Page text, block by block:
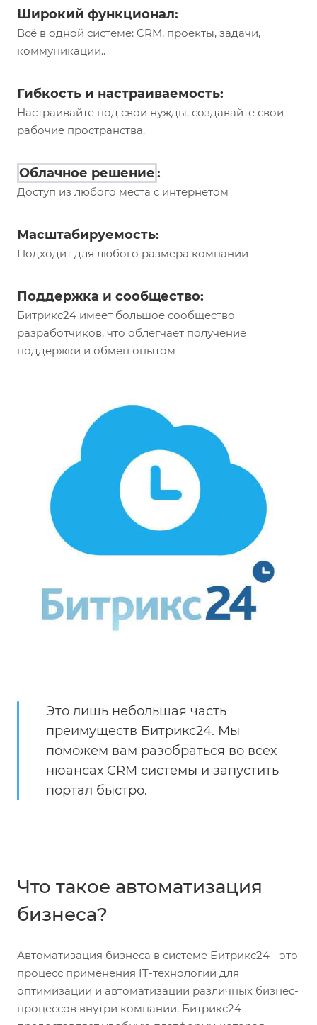
Широкий функционал:
Всё в одной системе: CRM, проекты, задачи,
коммуникации..
Гибкость и настраиваемость:
Настраивайте под свои нужды, создавайте свои
рабочие пространства.
Облачное решение:
Доступ из любого места с интернетом
Масштабируемость:
Подходит для любого размера компании
Поддержка и сообщество:
Битрикс24 имеет большое сообщество
разработчиков, что облегчает получение
поддержки и обмен опытом
Это лишь небольшая часть
преимуществ Битрикс24. Мы
поможем вам разобраться во всех
нюансах CRM системы и запустить
портал быстро.
Что такое автоматизация
бизнеса?
Автоматизация бизнеса в системе Битрикс24 - это
процесс применения IT-технологий для
оптимизации и автоматизации различных бизнес-
процессов внутри компании. Битрикс24